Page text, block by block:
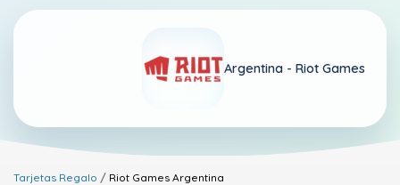
Argentina - Riot Games
Tarjetas Regalo Riot Games Argentina